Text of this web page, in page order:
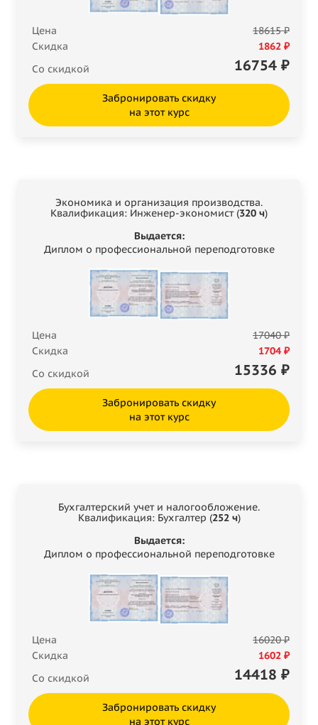
Цена
18615 ₽
Скидка
1862 ₽
Со скидкой
16754 ₽
Забронировать скидку
на этот курс
Экономика и организация производства.
Квалификация: Инженер-экономист (320 ч)
Выдается:
Диплом о профессиональной переподготовке
Цена
17040 ₽
Скидка
1704 ₽
Со скидкой
15336 ₽
Забронировать скидку
на этот курс
Бухгалтерский учет и налогообложение.
Квалификация: Бухгалтер (252 ч)
Выдается:
Диплом о профессиональной переподготовке
Цена
16020 ₽
Скидка
1602 ₽
Со скидкой
14418 ₽
Забронировать скидку
на этот курс